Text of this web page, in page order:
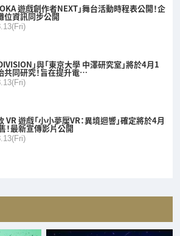
遊戲創作者NEXT」舞台活動時程表公開！企
位資訊同步公開
」與「東京大學 中澤研究室」將於4月1
共同研究！旨在提升電…
VR 遊戲「小小夢魘VR：異境迴響」確定將於4月
！最新宣傳影片公開